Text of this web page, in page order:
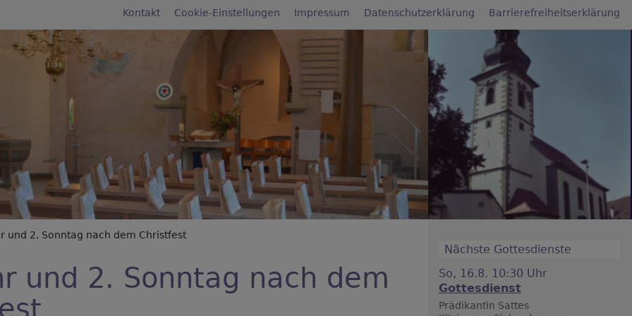
Fußbereichsmenü
Kontakt Cookie-Einstellungen Impressum Datenschutzerklärung Barrierefreiheitserklärung
und 2. Sonntag nach dem Christfest
und 2. Sonntag nach dem
Nächste Gottesdienste
So, 16.8. 10:30 Uhr
Gottesdienst
Prädikantin Sattes